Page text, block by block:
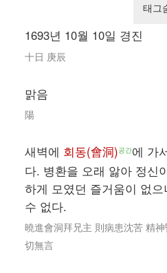
태그
1693년 10월 10일 경진
十日 庚辰
맑음
陽
새벽에 회동(會洞)공간에 가
다. 병환을 오래 앓아 정신
하게 모였던 즐거움이 없
수 없다.
曉進會洞拜兄主 則病患沈苦 精
切無言